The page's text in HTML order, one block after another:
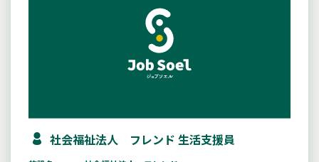
社会福祉法人 フレンド 生活支援員